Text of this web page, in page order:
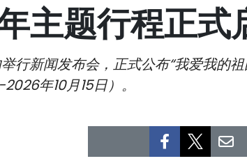
主题行程正式
行新闻发布会，正式公布“我爱我的
年10月15日）。